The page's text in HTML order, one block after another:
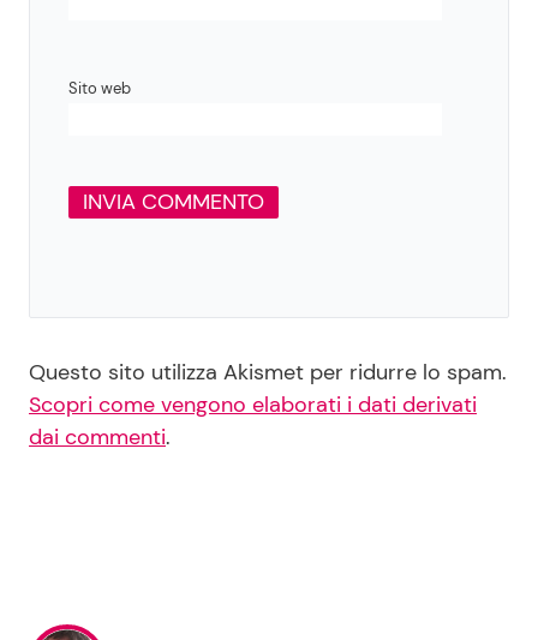
Sito web
Questo sito utilizza Akismet per ridurre lo spam.
Scopri come vengono elaborati i dati derivati
dai commenti.